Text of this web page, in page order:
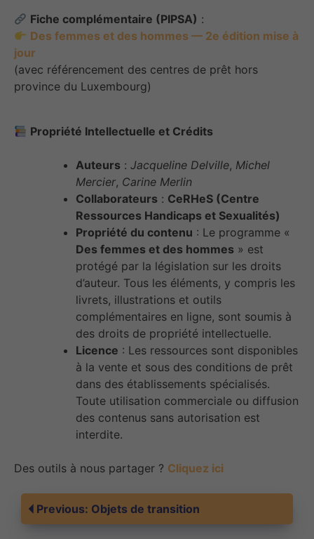
Fiche complémentaire (PIPSA) :
Des femmes et des hommes — 2e édition mise à
jour
(avec référencement des centres de prêt hors
province du Luxembourg)
Propriété Intellectuelle et Crédits
Auteurs : Jacqueline Delville, Michel
Mercier, Carine Merlin
Collaborateurs : CeRHeS (Centre
Ressources Handicaps et Sexualités)
Propriété du contenu : Le programme «
Des femmes et des hommes » est
protégé par la législation sur les droits
d’auteur. Tous les éléments, y compris les
livrets, illustrations et outils
complémentaires en ligne, sont soumis à
des droits de propriété intellectuelle.
Licence : Les ressources sont disponibles
à la vente et sous des conditions de prêt
dans des établissements spécialisés.
Toute utilisation commerciale ou diffusion
des contenus sans autorisation est
interdite.
Des outils à nous partager ? Cliquez ici
Navigation
Previous: Objets de transition